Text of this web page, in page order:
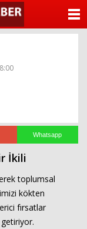
Whatsapp
İkili
toplumsal
kökten
fırsatlar
ANASAYFA
YAZARLAR
VİDEO GALERİ